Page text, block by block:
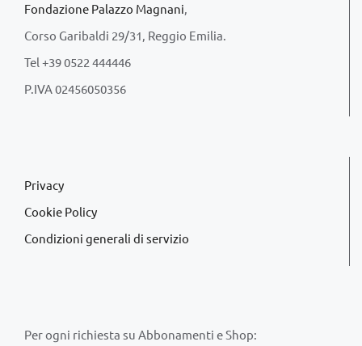
Fondazione Palazzo Magnani,
Corso Garibaldi 29/31, Reggio Emilia.
Tel +39 0522 444446
P.IVA 02456050356
Privacy
Cookie Policy
Condizioni generali di servizio
Per ogni richiesta su Abbonamenti e Shop: